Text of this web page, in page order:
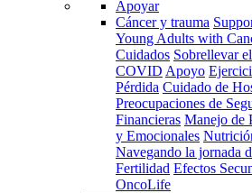
Apoyar
Cáncer y trauma
Young Adults with
Cuidados Sobrellevar
COVID Apoyo
Pérdida Cuidado de
Preocupaciones de
Financieras Manejo de
y Emocionales
Navegando la jornada
Fertilidad Efectos
OncoLife